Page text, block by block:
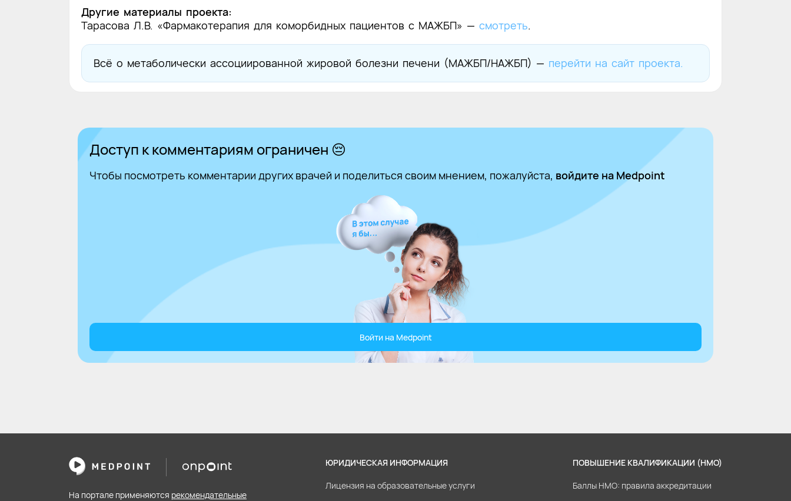
Другие материалы проекта:
Тарасова Л.В. «Фармакотерапия для коморбидных пациентов с МАЖБП» —смотреть.
Всё о метаболически ассоциированной жировой болезни печени (МАЖБП/НАЖБП) — перейти на сайт проекта.
Доступ к комментариям ограничен 😔
Чтобы посмотреть комментарии других врачей и поделиться своим мнением, пожалуйста, войдите на Medpoint
Войти на Medpoint
На портале применяются рекомендательные
ЮРИДИЧЕСКАЯ ИНФОРМАЦИЯ
Лицензия на образовательные услуги
ПОВЫШЕНИЕ КВАЛИФИКАЦИИ (НМО)
Баллы НМО: правила аккредитации